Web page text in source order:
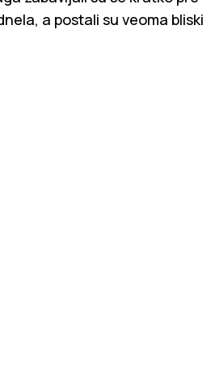
a postali su veoma bliski